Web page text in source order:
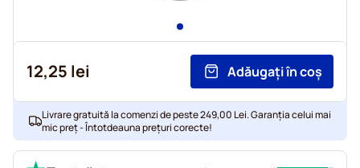
12,25 lei Adăugați în coș
Livrare gratuită la comenzi de peste 249,00 Lei. Garanția celui mai
mic preț - Întotdeauna prețuri corecte!